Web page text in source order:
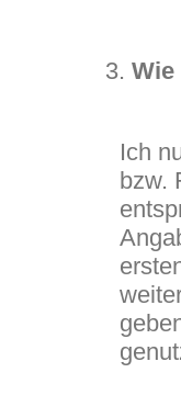
Ich
bzw.